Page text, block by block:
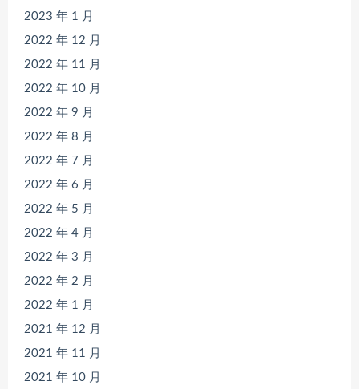
2023 年 1 月
2022 年 12 月
2022 年 11 月
2022 年 10 月
2022 年 9 月
2022 年 8 月
2022 年 7 月
2022 年 6 月
2022 年 5 月
2022 年 4 月
2022 年 3 月
2022 年 2 月
2022 年 1 月
2021 年 12 月
2021 年 11 月
2021 年 10 月